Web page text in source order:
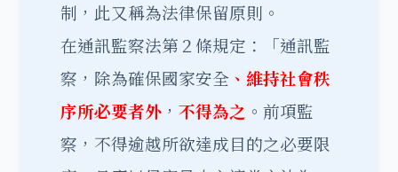
制，此又稱為法律保留原則。
在通訊監察法第２條規定：「通訊監
察，除為確保國家安全 、維持社會秩
序所必要者外 ， 不得為之 。前項監
察，不得逾越所欲達成目的之必要限